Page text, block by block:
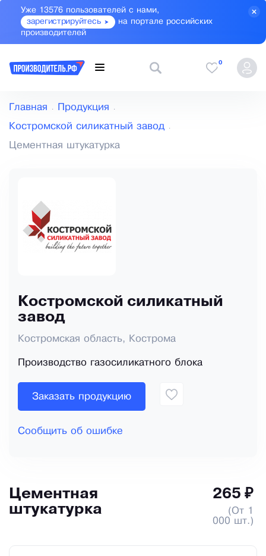
Уже 13576 пользователей с нами,
зарегистрируйтесь
на портале российских
производителей
0
Главная Продукция
Костромской силикатный завод
Цементная штукатурка
Костромской силикатный
завод
Костромская область, Кострома
Производство газосиликатного блока
Заказать продукцию
Сообщить об ошибке
Цементная
штукатурка
265 ₽
(От 1
000 шт.)